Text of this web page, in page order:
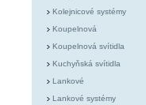
Kolejnicové systémy
Koupelnová
Koupelnová svítidla
Kuchyňská svítidla
Lankové
Lankové systémy